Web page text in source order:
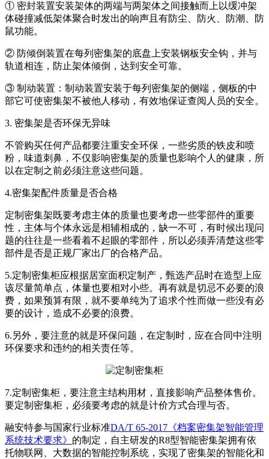
① 密封装置安装架体的两端与两架体之间接触而上以缓冲架
体碰撞减低架体聚合时发出的响声且有防尘、防火、防潮、防
鼠功能。
② 防倾倒装置在每列密集架的底盘上安装钢板安全钩，并与
轨道相连，防止架体倾倒，达到安全可靠。
③ 制动装置：制动装置安装于每列密集架的侧端，侧板的中
部它可使密集架不被他人移动，有效地保证查阅人员的安全。
3. 密集架是否环保无异味
不管购买任何产品都要注重安全环保，一些劣质的铁皮和喷
粉，味道刺鼻，不仅影响密集架的质量也影响个人的健康，所
以在定制之前必须注意这些问题。
4.密集架配件质量是否合格
定制密集架既要考虑主体的质量也要考虑一些零部件的重要
性，主体与个体永远是相辅相成的，缺一不可，有时候出现问
题的往往是一些看着不起眼的零部件，所以必须弄清楚这些零
部件是否是正规厂家出厂的合格产品。
5.定制密集柜应根据居室面积定制产，甄选产品时在造型上应
该尽量简单点，体量也要相对小些。再有就是切忌不必要的浪
费，如果预算有限，就不要单纯为了追求个性而做一些没有必
要的设计，造成不必要的浪费。
6.另外，要注意的就是环保问题，在定制时，应在合同中注明
环保要求和违约的相关责任等。
7.定制密集柜，要注意主结构用材，直接影响产品整体售价。
要定制密集柜，必须要考虑的就是计价方式合理与否。
融安特参与国家行业标准DA/T 65-2017《档案密集架智能管理
系统技术要求》 的制定，自主研发的R8型智能密集架拥有依
托物联网、大数据的智能控制系统，实现了密集架的智能化和